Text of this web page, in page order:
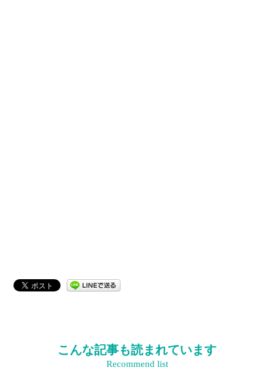
こんな記事も読まれています
Recommend list